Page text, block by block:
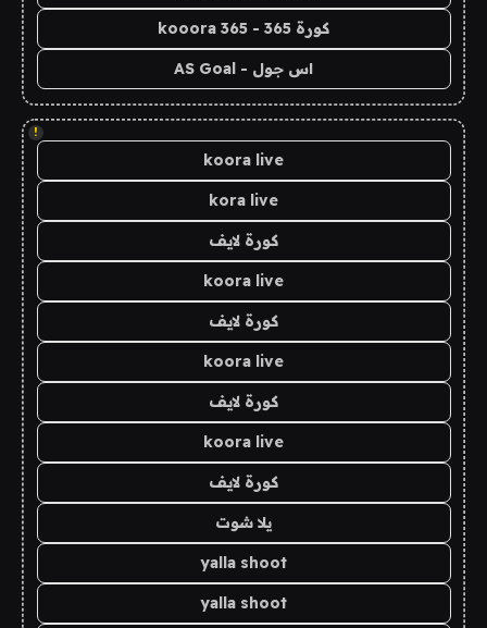
كورة 365 - kooora 365
اس جول - AS Goal
!
koora live
kora live
كورة لايف
koora live
كورة لايف
koora live
كورة لايف
koora live
كورة لايف
يلا شوت
yalla shoot
yalla shoot